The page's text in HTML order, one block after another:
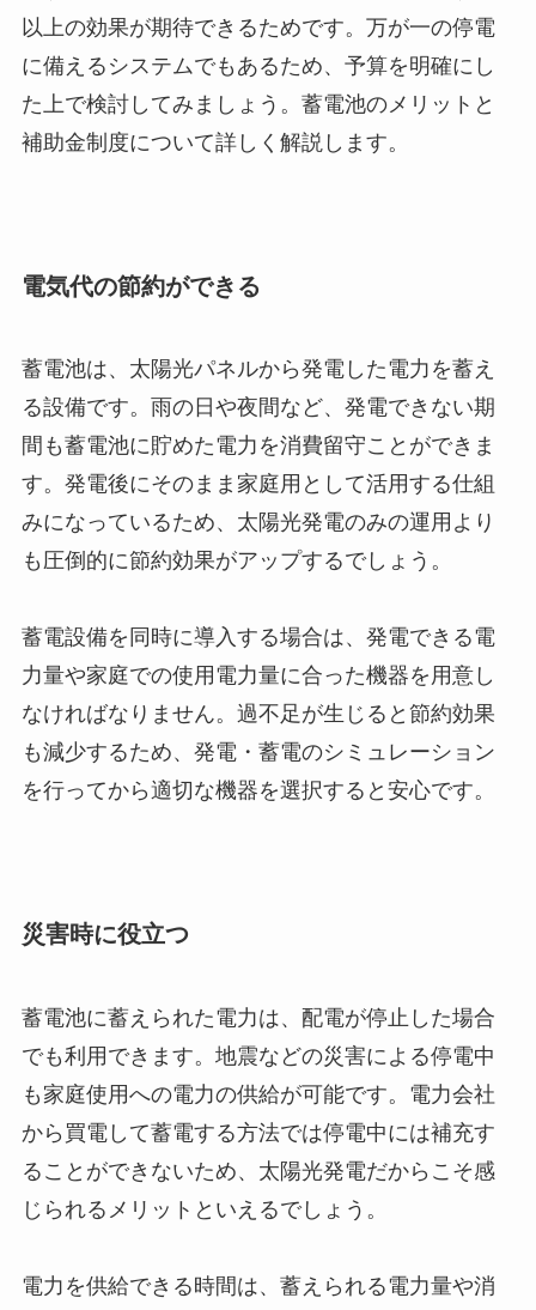
以上の効果が期待できるためです。万が一の停電
に備えるシステムでもあるため、予算を明確にし
た上で検討してみましょう。蓄電池のメリットと
補助金制度について詳しく解説します。
電気代の節約ができる
蓄電池は、太陽光パネルから発電した電力を蓄え
る設備です。雨の日や夜間など、発電できない期
間も蓄電池に貯めた電力を消費留守ことができま
す。発電後にそのまま家庭用として活用する仕組
みになっているため、太陽光発電のみの運用より
も圧倒的に節約効果がアップするでしょう。
蓄電設備を同時に導入する場合は、発電できる電
力量や家庭での使用電力量に合った機器を用意し
なければなりません。過不足が生じると節約効果
も減少するため、発電・蓄電のシミュレーション
を行ってから適切な機器を選択すると安心です。
災害時に役立つ
蓄電池に蓄えられた電力は、配電が停止した場合
でも利用できます。地震などの災害による停電中
も家庭使用への電力の供給が可能です。電力会社
から買電して蓄電する方法では停電中には補充す
ることができないため、太陽光発電だからこそ感
じられるメリットといえるでしょう。
電力を供給できる時間は、蓄えられる電力量や消